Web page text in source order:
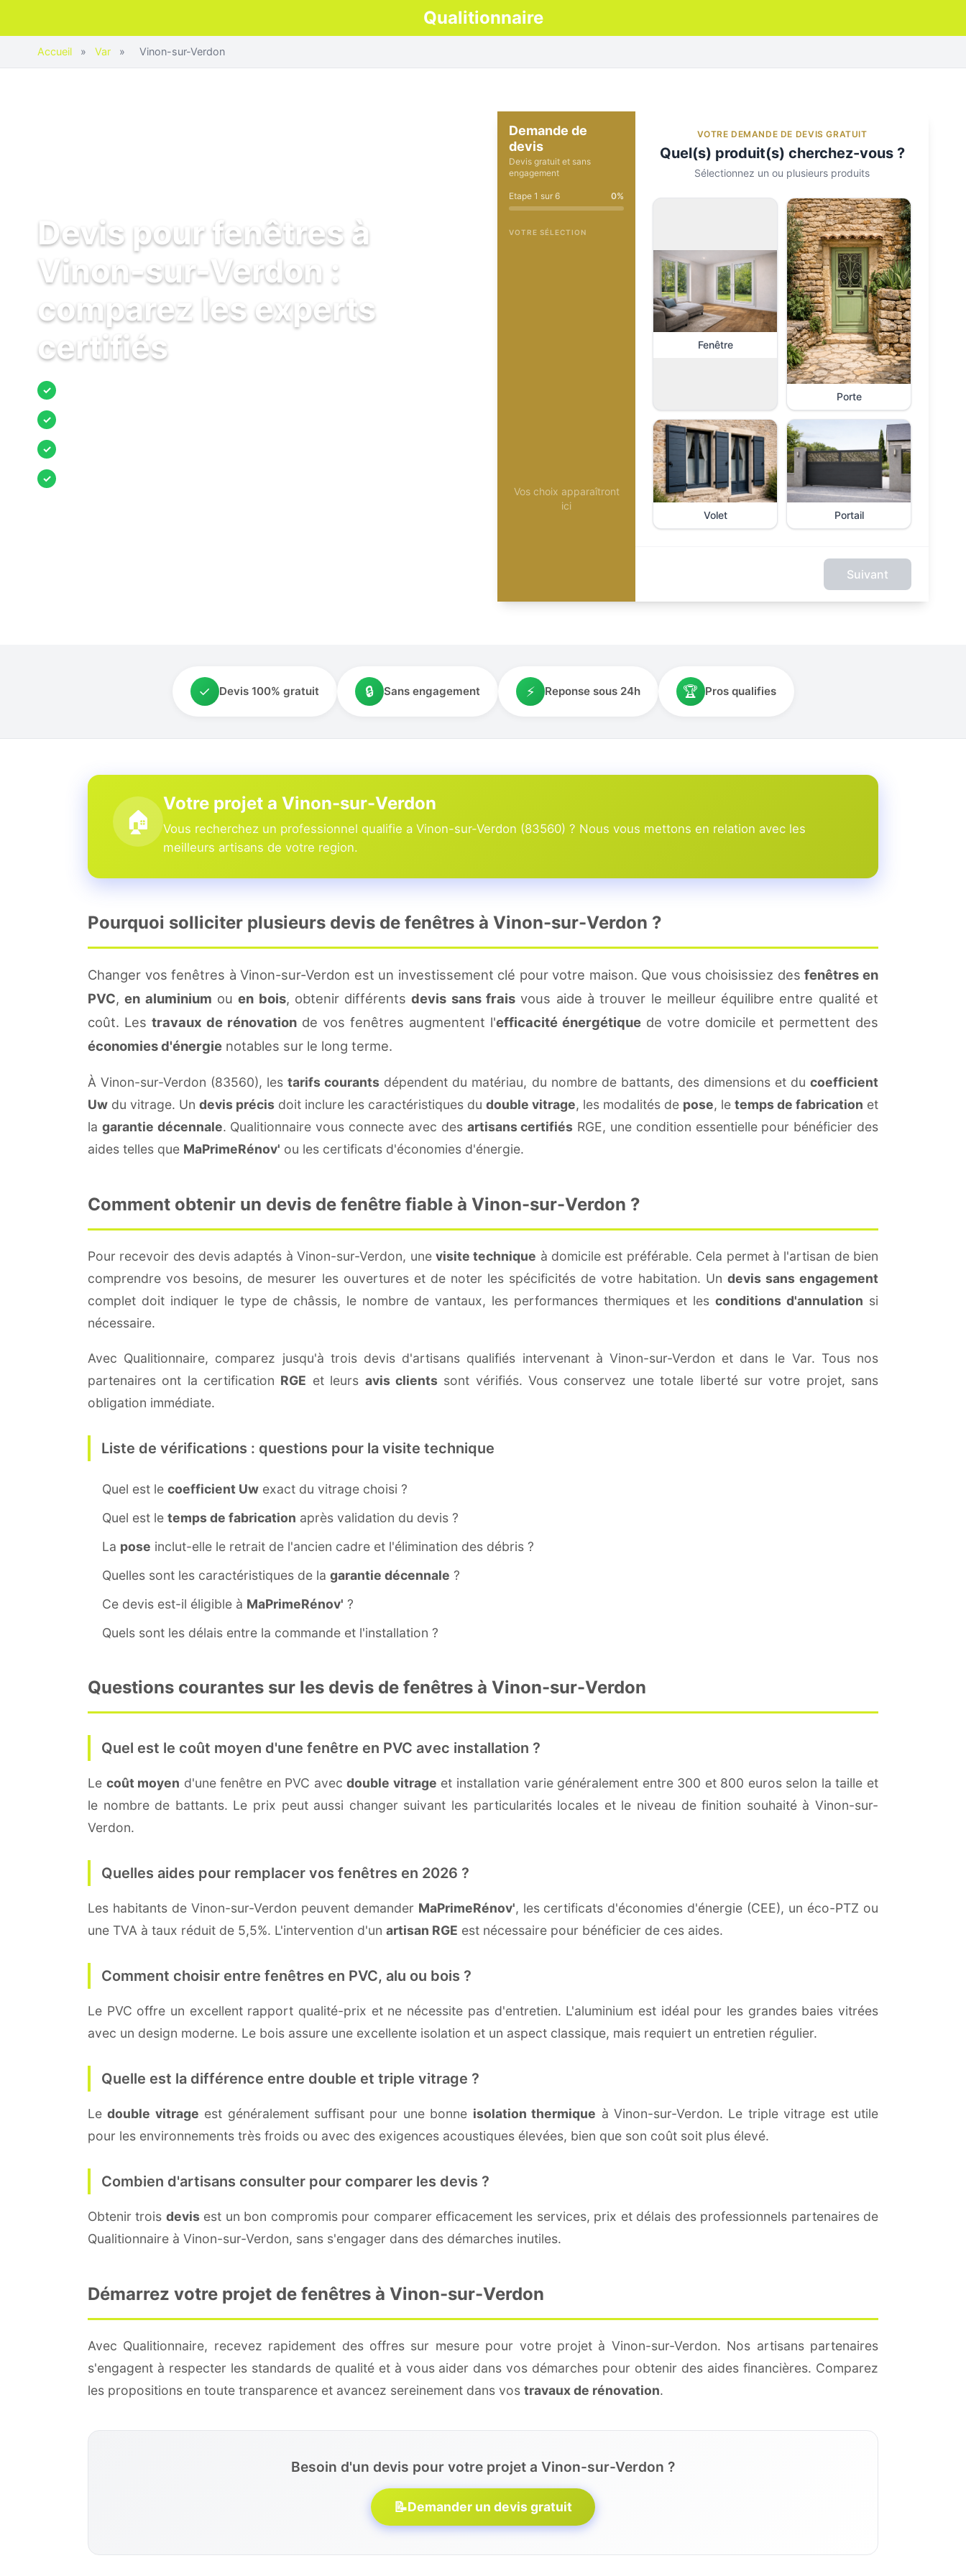
Qualitionnaire
Accueil » Var » Vinon-sur-Verdon
Devis pour fenêtres à
Vinon-sur-Verdon :
comparez les experts
certifiés
✓
✓
✓
✓
Demande de
devis
Devis gratuit et sans
engagement
Etape 1 sur 6 0%
VOTRE SÉLECTION
Vos choix apparaîtront
ici
VOTRE DEMANDE DE DEVIS GRATUIT
Quel(s) produit(s) cherchez-vous ?
Sélectionnez un ou plusieurs produits
Fenêtre
Porte
Volet Portail
Suivant
✓ Devis 100% gratuit 🔒 Sans engagement ⚡ Reponse sous 24h 🏆 Pros qualifies
🏠
Votre projet a Vinon-sur-Verdon
Vous recherchez un professionnel qualifie a Vinon-sur-Verdon (83560) ? Nous vous mettons en relation avec les
meilleurs artisans de votre region.
Pourquoi solliciter plusieurs devis de fenêtres à Vinon-sur-Verdon ?
Changer vos fenêtres à Vinon-sur-Verdon est un investissement clé pour votre maison. Que vous choisissiez desfenêtres en
PVC,en aluminium ouen bois, obtenir différentsdevis sans frais vous aide à trouver le meilleur équilibre entre qualité et
coût. Les travaux de rénovation de vos fenêtres augmentent l'efficacité énergétique de votre domicile et permettent des
économies d'énergie notables sur le long terme.
À Vinon-sur-Verdon (83560), lestarifs courants dépendent du matériau, du nombre de battants, des dimensions et ducoefficient
Uw du vitrage. Un devis précis doit inclure les caractéristiques du double vitrage, les modalités de pose, le temps de fabrication et
la garantie décennale. Qualitionnaire vous connecte avec des artisans certifiés RGE, une condition essentielle pour bénéficier des
aides telles que MaPrimeRénov' ou les certificats d'économies d'énergie.
Comment obtenir un devis de fenêtre fiable à Vinon-sur-Verdon ?
Pour recevoir des devis adaptés à Vinon-sur-Verdon, une visite technique à domicile est préférable. Cela permet à l'artisan de bien
comprendre vos besoins, de mesurer les ouvertures et de noter les spécificités de votre habitation. Un devis sans engagement
complet doit indiquer le type de châssis, le nombre de vantaux, les performances thermiques et les conditions d'annulation si
nécessaire.
Avec Qualitionnaire, comparez jusqu'à trois devis d'artisans qualifiés intervenant à Vinon-sur-Verdon et dans le Var. Tous nos
partenaires ont la certification RGE et leurs avis clientssont vérifiés. Vous conservez une totale liberté sur votre projet, sans
obligation immédiate.
Liste de vérifications : questions pour la visite technique
Quel est le coefficient Uw exact du vitrage choisi ?
Quel est le temps de fabrication après validation du devis ?
La pose inclut-elle le retrait de l'ancien cadre et l'élimination des débris ?
Quelles sont les caractéristiques de la garantie décennale ?
Ce devis est-il éligible à MaPrimeRénov' ?
Quels sont les délais entre la commande et l'installation ?
Questions courantes sur les devis de fenêtres à Vinon-sur-Verdon
Quel est le coût moyen d'une fenêtre en PVC avec installation ?
Le coût moyen d'une fenêtre en PVC avecdouble vitrage et installation varie généralement entre 300 et 800 euros selon la taille et
le nombre de battants. Le prix peut aussi changer suivant les particularités locales et le niveau de finition souhaité à Vinon-sur-
Verdon.
Quelles aides pour remplacer vos fenêtres en 2026 ?
Les habitants de Vinon-sur-Verdon peuvent demander MaPrimeRénov', les certificats d'économies d'énergie (CEE), un éco-PTZ ou
une TVA à taux réduit de 5,5%. L'intervention d'un artisan RGE est nécessaire pour bénéficier de ces aides.
Comment choisir entre fenêtres en PVC, alu ou bois ?
Le PVC offre un excellent rapport qualité-prix et ne nécessite pas d'entretien. L'aluminium est idéal pour les grandes baies vitrées
avec un design moderne. Le bois assure une excellente isolation et un aspect classique, mais requiert un entretien régulier.
Quelle est la différence entre double et triple vitrage ?
Ledouble vitrage est généralement suffisant pour une bonne isolation thermique à Vinon-sur-Verdon. Le triple vitrage est utile
pour les environnements très froids ou avec des exigences acoustiques élevées, bien que son coût soit plus élevé.
Combien d'artisans consulter pour comparer les devis ?
Obtenir trois devisest un bon compromis pour comparer efficacement les services, prix et délais des professionnels partenaires de
Qualitionnaire à Vinon-sur-Verdon, sans s'engager dans des démarches inutiles.
Démarrez votre projet de fenêtres à Vinon-sur-Verdon
Avec Qualitionnaire, recevez rapidement des offres sur mesure pour votre projet à Vinon-sur-Verdon. Nos artisans partenaires
s'engagent à respecter les standards de qualité et à vous aider dans vos démarches pour obtenir des aides financières. Comparez
les propositions en toute transparence et avancez sereinement dans vos travaux de rénovation.
Besoin d'un devis pour votre projet a Vinon-sur-Verdon ?
📝Demander un devis gratuit